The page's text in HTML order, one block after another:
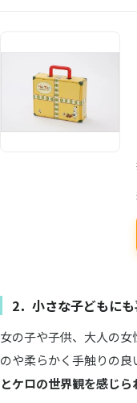
2．小さな子どもに
女の子や子供、大人の
のや柔らかく手触りの良
とケロの世界観を感じら